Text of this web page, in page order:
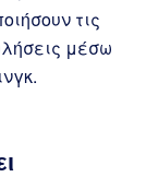
τις
μέσω